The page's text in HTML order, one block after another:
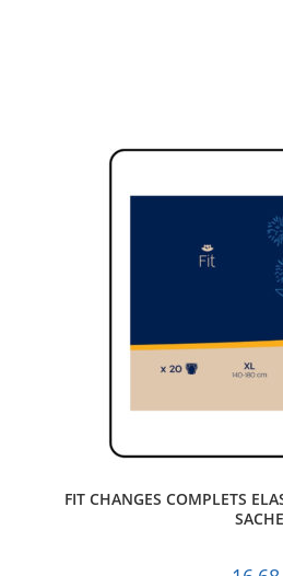
FIT CHANGES COMPLETS